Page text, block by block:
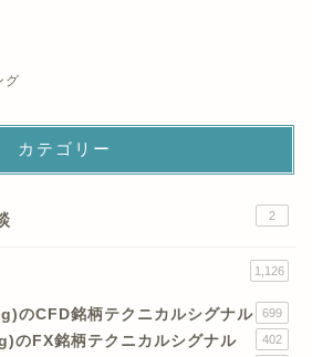
グ
カテゴリー
2
1,126
のCFD銘柄テクニカルシグナル 699
のFX銘柄テクニカルシグナル 402